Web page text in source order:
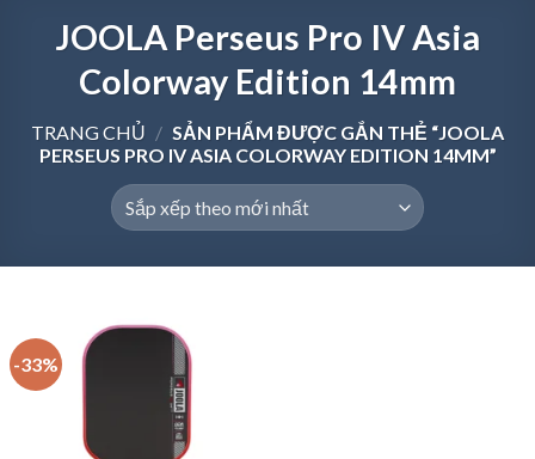
JOOLA Perseus Pro IV Asia
Colorway Edition 14mm
TRANG CHỦ / SẢN PHẨM ĐƯỢC GẮN THẺ “JOOLA
PERSEUS PRO IV ASIA COLORWAY EDITION 14MM”
-33%